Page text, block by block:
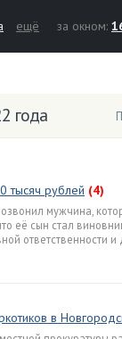
ещё за окном:
года
тысяч рублей (4)
мужчина,
её сын стал
ответственности
в